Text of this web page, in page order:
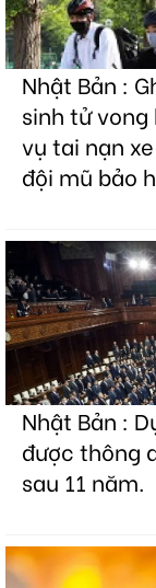
Nhật Bản :
sinh tử
vụ tai nạn
đội mũ bảo
Nhật Bản :
được thông
sau 11 năm.